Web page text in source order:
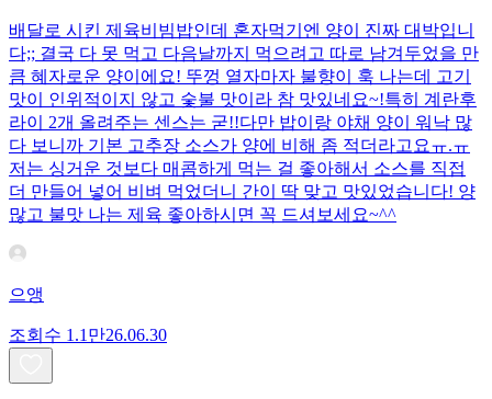
배달로 시킨 제육비빔밥인데 혼자먹기엔 양이 진짜 대박입니
다;; 결국 다 못 먹고 다음날까지 먹으려고 따로 남겨두었을 만
큼 혜자로운 양이에요! 뚜껑 열자마자 불향이 훅 나는데 고기
맛이 인위적이지 않고 숯불 맛이라 참 맛있네요~!특히 계란후
라이 2개 올려주는 센스는 굳!! ​다만 밥이랑 야채 양이 워낙 많
다 보니까 기본 고추장 소스가 양에 비해 좀 적더라고요ㅠ.ㅠ
저는 싱거운 것보다 매콤하게 먹는 걸 좋아해서 소스를 직접
더 만들어 넣어 비벼 먹었더니 간이 딱 맞고 맛있었습니다! 양
많고 불맛 나는 제육 좋아하시면 꼭 드셔보세요~^^
으앵
조회수 1.1만26.06.30